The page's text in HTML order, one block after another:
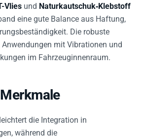
Vlies und Naturkautschuk‑Klebstoff
eine gute Balance aus Haftung,
Die robuste
mit Vibrationen und
im Fahrzeuginnenraum.
die Integration in
während die